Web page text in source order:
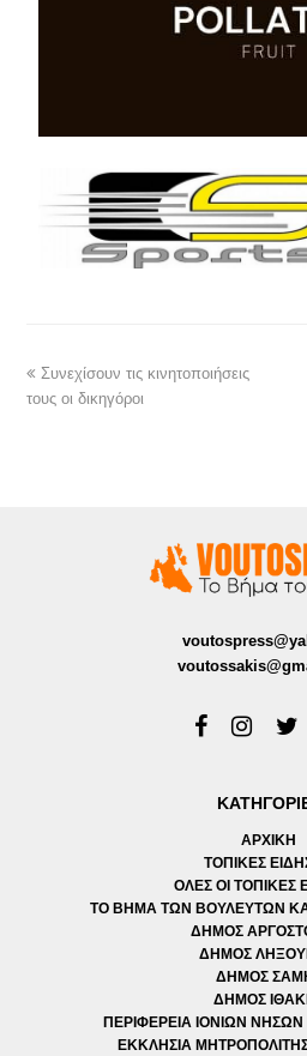
Συνεχίσουν τις κινητοποιήσεις
τους οι δικηγόροι
ΑΡΧΙΚΗ
ΤΟΠΙΚΕΣ
ΟΛΕΣ ΟΙ ΤΟΠΙΚΕΣ
ΤΟ ΒΗΜΑ ΤΩΝ ΒΟΥΛΕΥΤΩΝ
ΔΗΜΟΣ
ΔΗΜΟΣ
ΔΗΜΟΣ
ΔΗΜΟΣ
ΠΕΡΙΦΕΡΕΙΑ ΙΟΝΙΩΝ
ΕΚΚΛΗΣΙΑ